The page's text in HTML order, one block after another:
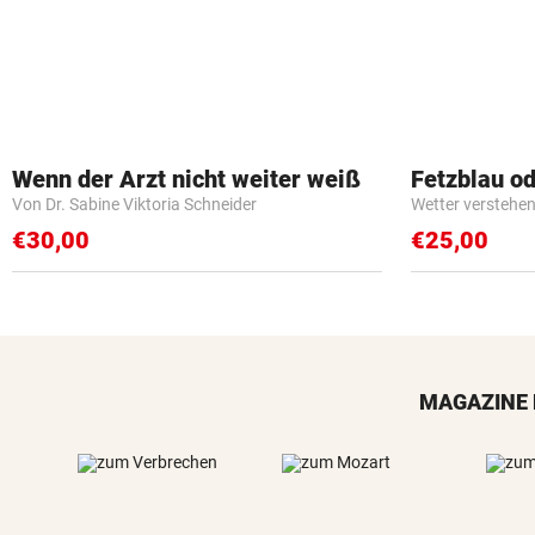
Wenn der Arzt nicht weiter weiß
Von Dr. Sabine Viktoria Schneider
€30,00
Fetzblau
Wetter
€25,00
MAGAZINE